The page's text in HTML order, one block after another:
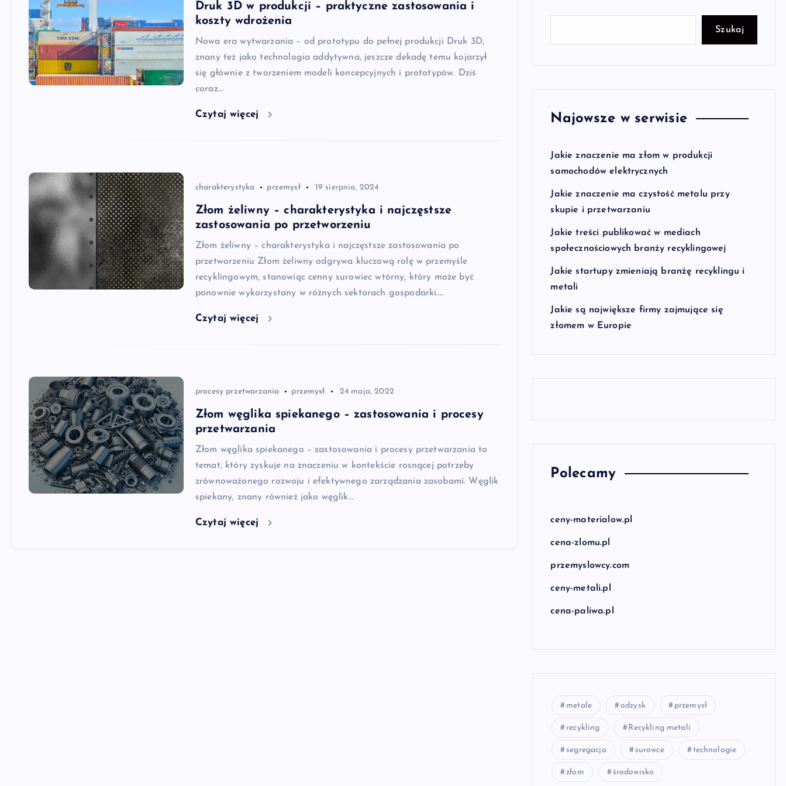
Druk 3D w produkcji – praktyczne zastosowania i
koszty wdrożenia
Nowa era wytwarzania – od prototypu do pełnej produkcji Druk 3D,
znany też jako technologia addytywna, jeszcze dekadę temu kojarzył
się głównie z tworzeniem modeli koncepcyjnych i prototypów. Dziś
coraz…
Czytaj więcej
charakterystyka przemysł 19 sierpnia, 2024
Złom żeliwny – charakterystyka i najczęstsze
zastosowania po przetworzeniu
Złom żeliwny – charakterystyka i najczęstsze zastosowania po
przetworzeniu Złom żeliwny odgrywa kluczową rolę w przemyśle
recyklingowym, stanowiąc cenny surowiec wtórny, który może być
ponownie wykorzystany w różnych sektorach gospodarki.…
Czytaj więcej
procesy przetwarzania przemysł 24 maja, 2022
Złom węglika spiekanego – zastosowania i procesy
przetwarzania
Złom węglika spiekanego – zastosowania i procesy przetwarzania to
temat, który zyskuje na znaczeniu w kontekście rosnącej potrzeby
zrównoważonego rozwoju i efektywnego zarządzania zasobami. Węglik
spiekany, znany również jako węglik…
Czytaj więcej
Szukaj
Najowsze w serwisie
Jakie znaczenie ma złom w produkcji
samochodów elektrycznych
Jakie znaczenie ma czystość metalu przy
skupie i przetwarzaniu
Jakie treści publikować w mediach
społecznościowych branży recyklingowej
Jakie startupy zmieniają branżę recyklingu i
metali
Jakie są największe firmy zajmujące się
złomem w Europie
Polecamy
ceny-materialow.pl
cena-zlomu.pl
przemyslowcy.com
ceny-metali.pl
cena-paliwa.pl
metale odzysk przemysł
recykling Recykling metali
segregacja surowce technologie
złom środowisko